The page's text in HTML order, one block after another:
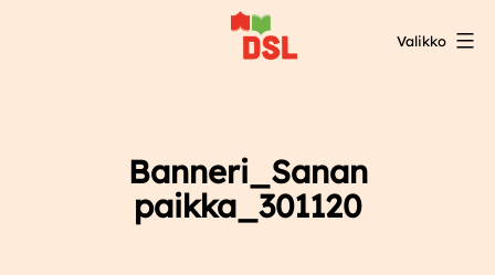
Valikko
Banneri_Sanan
paikka_301120